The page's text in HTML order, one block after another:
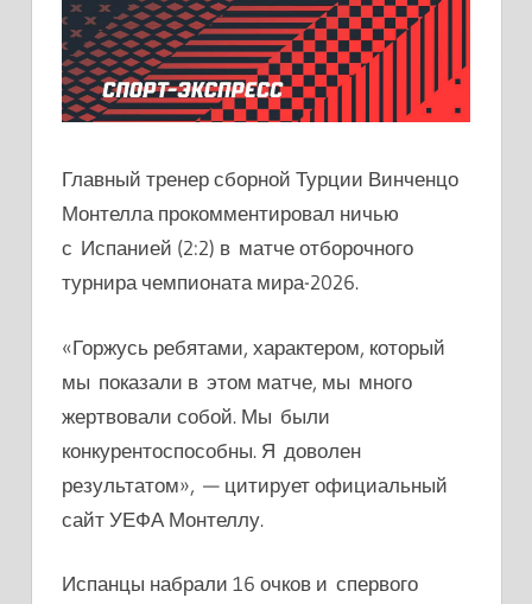
Главный тренер сборной Турции Винченцо
Монтелла прокомментировал ничью
с Испанией (2:2) в матче отборочного
турнира чемпионата мира-2026.
«Горжусь ребятами, характером, который
мы показали в этом матче, мы много
жертвовали собой. Мы были
конкурентоспособны. Я доволен
результатом», — цитирует официальный
сайт УЕФА Монтеллу.
Испанцы набрали 16 очков и спервого